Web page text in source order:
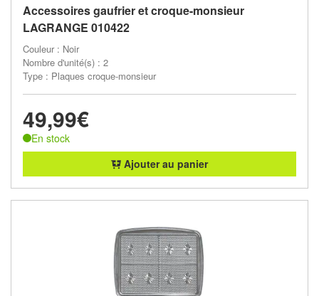
Accessoires gaufrier et croque-monsieur
LAGRANGE 010422
Couleur : Noir
Nombre d'unité(s) : 2
Type : Plaques croque-monsieur
49,99€
En stock
Ajouter au panier